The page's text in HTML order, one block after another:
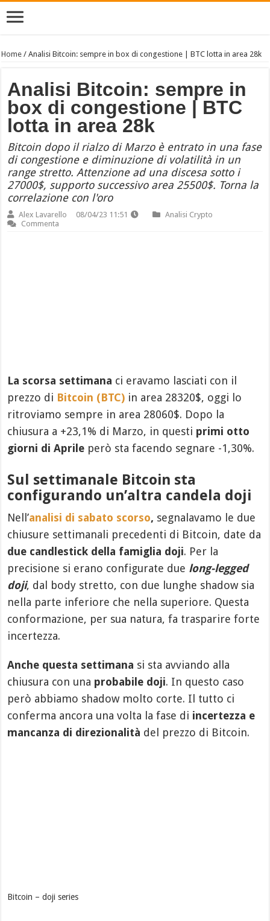
Home /Analisi Bitcoin: sempre in box di congestione | BTC lotta in area 28k
Analisi Bitcoin: sempre in
box di congestione | BTC
lotta in area 28k
Bitcoin dopo il rialzo di Marzo è entrato in una fase
di congestione e diminuzione di volatilità in un
range stretto. Attenzione ad una discesa sotto i
27000$, supporto successivo area 25500$. Torna la
correlazione con l'oro
Alex Lavarello 08/04/23 11:51
Analisi Crypto
Commenta
La scorsa settimana ci eravamo lasciati con il
prezzo di Bitcoin (BTC) in area 28320$, oggi lo
ritroviamo sempre in area 28060$. Dopo la
chiusura a +23,1% di Marzo, in questi primi otto
giorni di Aprile però sta facendo segnare -1,30%.
Sul settimanale Bitcoin sta
configurando un’altra candela doji
Nell’analisi di sabato scorso, segnalavamo le due
chiusure settimanali precedenti di Bitcoin, date da
due candlestick della famiglia doji. Per la
precisione si erano configurate due long-legged
doji, dal body stretto, con due lunghe shadow sia
nella parte inferiore che nella superiore. Questa
conformazione, per sua natura, fa trasparire forte
incertezza.
Anche questa settimana si sta avviando alla
chiusura con una probabile doji. In questo caso
però abbiamo shadow molto corte. Il tutto ci
conferma ancora una volta la fase di incertezza e
mancanza di direzionalità del prezzo di Bitcoin.
Bitcoin – doji series